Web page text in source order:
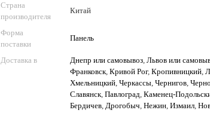
Страна
производителя
Китай
Форма
поставки
Панель
Доставка в Днепр или самовывоз, Львов или
Франковск, Кривой Рог, Кропивницкий,
Хмельницкий, Черкассы, Чернигов,
Славянск, Павлоград, Каменец-
Бердичев, Дрогобыч, Нежин, Измаил,